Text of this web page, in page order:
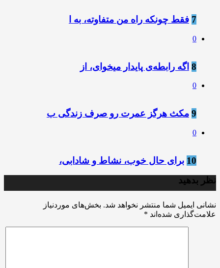
7 فقط چونکه راه من متفاوته، به ا
0
8 اگه رابطه‌ی پایدار میخوای، از
0
9 مکث هرگز عمرت رو صرف زندگی ب
0
10 برای حال خوب، نشاط و شادابی،
نظر بدهید
نشانی ایمیل شما منتشر نخواهد شد. بخش‌های موردنیاز
علامت‌گذاری شده‌اند *